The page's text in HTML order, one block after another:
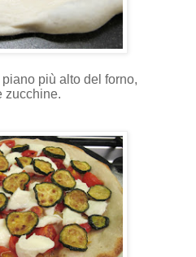
più alto del forno,
zucchine.